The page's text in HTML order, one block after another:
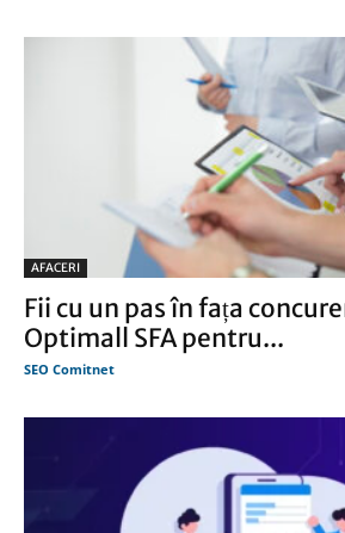
AFACERI
Fii cu un pas în fața
Optimall SFA pentru...
SEO Comitnet